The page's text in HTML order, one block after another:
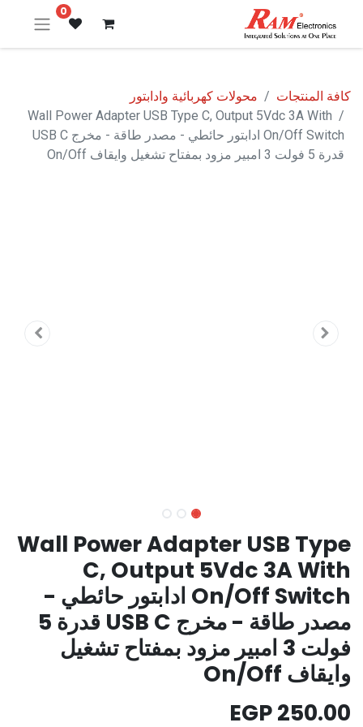
0
كافة المنتجات
محولات كهربائية وادابتور
Wall Power Adapter USB Type C, Output 5Vdc 3A With
On/Off Switch ادابتور حائطي - مصدر طاقة - مخرج USB C
قدرة 5 فولت 3 امبير مزود بمفتاح تشغيل وايقاف On/Off
Wall Power Adapter USB Type
C, Output 5Vdc 3A With
On/Off Switch ادابتور حائطي -
مصدر طاقة - مخرج USB C قدرة 5
فولت 3 امبير مزود بمفتاح تشغيل
وايقاف On/Off
250.00